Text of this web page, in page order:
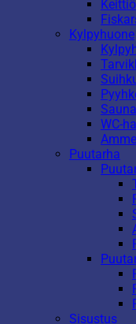
Kylpyhuone
WC-
Puutarha
Sisustus